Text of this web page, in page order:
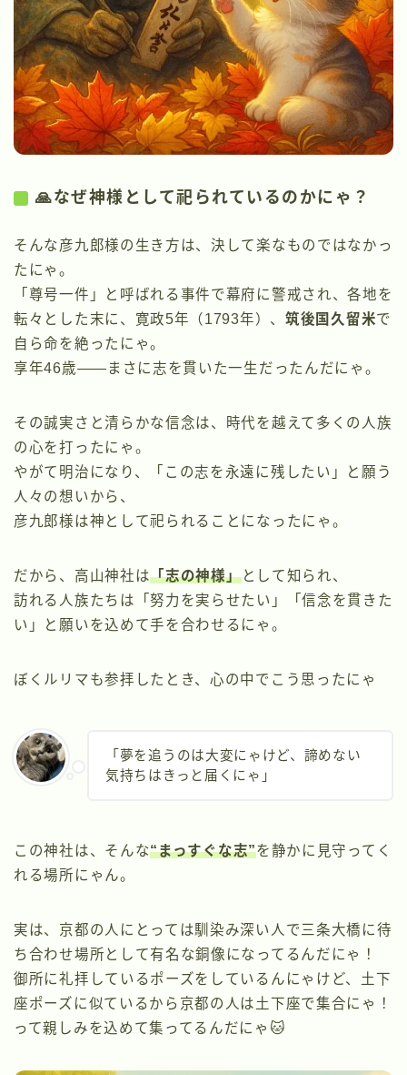
🙏なぜ神様として祀られているのかにゃ？
そんな彦九郎様の生き方は、決して楽なものではなかっ
たにゃ。
「尊号一件」と呼ばれる事件で幕府に警戒され、各地を
転々とした末に、寛政5年（1793年）、 筑後国久留米で
自ら命を絶ったにゃ。
享年46歳――まさに志を貫いた一生だったんだにゃ。
その誠実さと清らかな信念は、時代を越えて多くの人族
の心を打ったにゃ。
やがて明治になり、「この志を永遠に残したい」と願う
人々の想いから、
彦九郎様は神として祀られることになったにゃ。
だから、高山神社は「志の神様」として知られ、
訪れる人族たちは「努力を実らせたい」「信念を貫きた
い」と願いを込めて手を合わせるにゃ。
ぼくルリマも参拝したとき、心の中でこう思ったにゃ
「夢を追うのは大変にゃけど、諦めない
気持ちはきっと届くにゃ」
この神社は、そんな“まっすぐな志”を静かに見守ってく
れる場所にゃん。
実は、京都の人にとっては馴染み深い人で三条大橋に待
ち合わせ場所として有名な銅像になってるんだにゃ！
御所に礼拝しているポーズをしているんにゃけど、土下
座ポーズに似ているから京都の人は土下座で集合にゃ！
って親しみを込めて集ってるんだにゃ🐱